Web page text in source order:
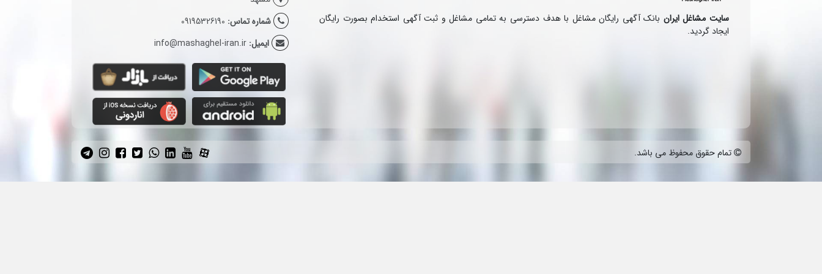
سایت مشاغل ایران بانک آگهی رایگان مشاغل با هدف دسترسی به تمامی مشاغل و ثبت آگهی استخدام بصورت رایگان
ایجاد گردید.
شماره تماس: 09195326190
ایمیل: info@mashaghel-iran.ir
تمام حقوق محفوظ می باشد.